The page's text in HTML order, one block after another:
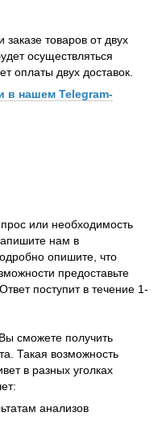
товаров от двух
осуществляться
оплаты двух доставок.
в нашем Telegram-
или необходимость
нам в
опишите, что
предоставьте
поступит в течение 1-
сможете получить
Такая возможность
в разных уголках
анализов